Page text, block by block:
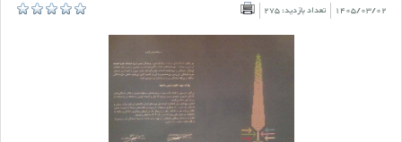
1405/03/02 تعداد بازدید: 275